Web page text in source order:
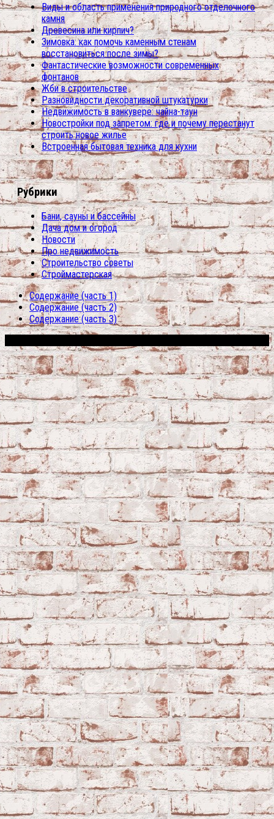
Виды и область применения природного отделочного
камня
Древесина или кирпич?
Зимовка: как помочь каменным стенам
восстановиться после зимы?
Фантастические возможности современных
фонтанов
Жби в строительстве
Разновидности декоративной штукатурки
Недвижимость в ванкувере: чайна-таун
Новостройки под запретом: где и почему перестанут
строить новое жилье
Встроенная бытовая техника для кухни
Рубрики
Бани, сауны и бассейны
Дача дом и огород
Новости
Про недвижимость
Строительство советы
Строймастерская
Содержание (часть 1)
Содержание (часть 2)
Содержание (часть 3)